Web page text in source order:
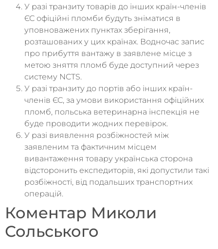
У разі транзиту товарів до інших країн-членів
ЄС офіційні пломби будуть зніматися в
уповноважених пунктах зберігання,
розташованих у цих країнах. Водночас запис
про прибуття вантажу в заявлене місце з
метою зняття пломб буде доступний через
систему NCTS.
У разі транзиту до портів або інших країн-
членів ЄС, за умови використання офіційних
пломб, польська ветеринарна інспекція не
буде проводити жодних перевірок.
У разі виявлення розбіжностей між
заявленим та фактичним місцем
вивантаження товару українська сторона
відсторонить експедиторів, які допустили такі
розбіжності, від подальших транспортних
операцій.
Коментар Миколи
Сольського